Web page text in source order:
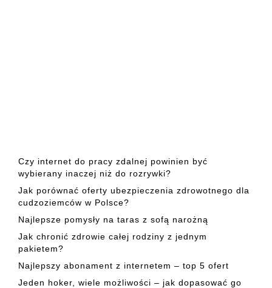
Czy internet do pracy zdalnej powinien być
wybierany inaczej niż do rozrywki?
Jak porównać oferty ubezpieczenia zdrowotnego dla
cudzoziemców w Polsce?
Najlepsze pomysły na taras z sofą narożną
Jak chronić zdrowie całej rodziny z jednym
pakietem?
Najlepszy abonament z internetem – top 5 ofert
Jeden hoker, wiele możliwości – jak dopasować go